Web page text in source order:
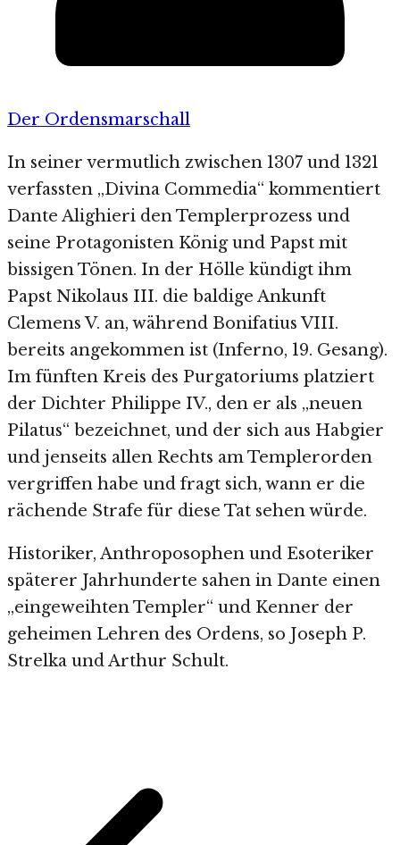
Der Ordensmarschall
In seiner vermutlich zwischen 1307 und 1321
verfassten „Divina Commedia“ kommentiert
Dante Alighieri den Templerprozess und
seine Protagonisten König und Papst mit
bissigen Tönen. In der Hölle kündigt ihm
Papst Nikolaus III. die baldige Ankunft
Clemens V. an, während Bonifatius VIII.
bereits angekommen ist (Inferno, 19. Gesang).
Im fünften Kreis des Purgatoriums platziert
der Dichter Philippe IV., den er als „neuen
Pilatus“ bezeichnet, und der sich aus Habgier
und jenseits allen Rechts am Templerorden
vergriffen habe und fragt sich, wann er die
rächende Strafe für diese Tat sehen würde.
Historiker, Anthroposophen und Esoteriker
späterer Jahrhunderte sahen in Dante einen
„eingeweihten Templer“ und Kenner der
geheimen Lehren des Ordens, so Joseph P.
Strelka und Arthur Schult.